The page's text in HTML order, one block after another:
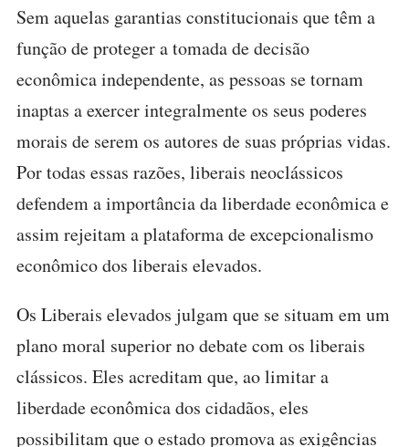
Sem aquelas garantias constitucionais que têm a
função de proteger a tomada de decisão
econômica independente, as pessoas se tornam
inaptas a exercer integralmente os seus poderes
morais de serem os autores de suas próprias vidas.
Por todas essas razões, liberais neoclássicos
defendem a importância da liberdade econômica e
assim rejeitam a plataforma de excepcionalismo
econômico dos liberais elevados.
Os Liberais elevados julgam que se situam em um
plano moral superior no debate com os liberais
clássicos. Eles acreditam que, ao limitar a
liberdade econômica dos cidadãos, eles
possibilitam que o estado promova as exigências